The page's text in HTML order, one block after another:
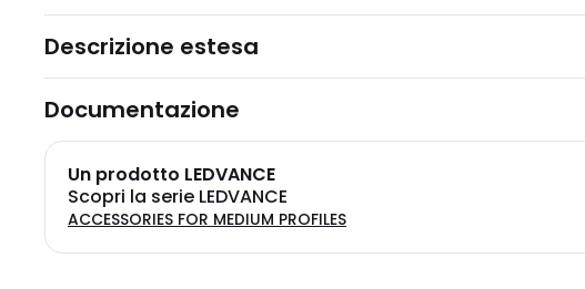
Descrizione estesa
Documentazione
Un prodotto LEDVANCE
Scopri la serie LEDVANCE
ACCESSORIES FOR MEDIUM PROFILES